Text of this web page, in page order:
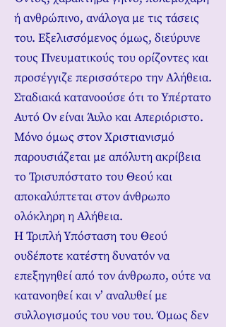
ή ανθρώπινο, ανάλογα με τις τάσεις
του. Εξελισσόμενος όμως, διεύρυνε
τους Πνευματικούς του ορίζοντες και
προσέγγιζε περισσότερο την Αλήθεια.
Σταδιακά κατανοούσε ότι το Υπέρτατο
Αυτό Ον είναι Άυλο και Απεριόριστο.
Μόνο όμως στον Χριστιανισμό
παρουσιάζεται με απόλυτη ακρίβεια
το Τρισυπόστατο του Θεού και
αποκαλύπτεται στον άνθρωπο
ολόκληρη η Αλήθεια.
Η Τριπλή Υπόσταση του Θεού
ουδέποτε κατέστη δυνατόν να
επεξηγηθεί από τον άνθρωπο, ούτε να
κατανοηθεί και ν’ αναλυθεί με
συλλογισμούς του νου του. Όμως δεν